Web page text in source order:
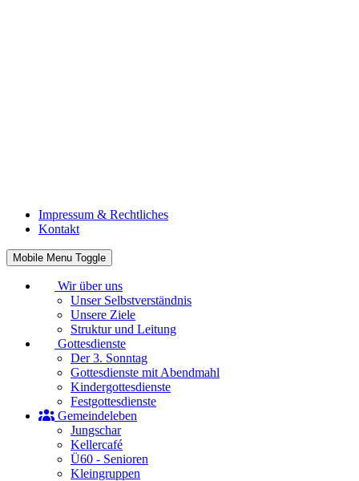
Impressum & Rechtliches
Kontakt
Mobile Menu Toggle
Wir über uns
Unser Selbstverständnis
Unsere Ziele
Struktur und Leitung
Gottesdienste
Der 3. Sonntag
Gottesdienste mit Abendmahl
Kindergottesdienste
Festgottesdienste
Gemeindeleben
Jungschar
Kellercafé
Ü60 - Senioren
Kleingruppen